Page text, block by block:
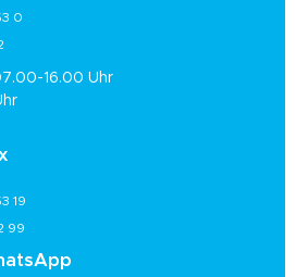
0
16.00 Uhr
19
99